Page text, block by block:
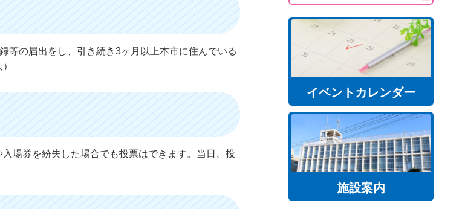
等の届出をし、引き続き3ヶ月以上本市に住んでいる
場券を紛失した場合でも投票はできます。当日、投
イベントカレンダー
施設案内